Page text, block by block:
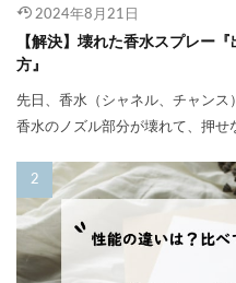
2024年8月21日
【解決】壊れた香水スプレー
方』
先日、香水（シャネル、チャンス
香水のノズル部分が壊れて、押せ